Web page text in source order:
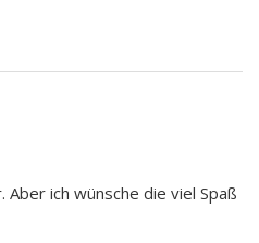
Aber ich wünsche die viel Spaß